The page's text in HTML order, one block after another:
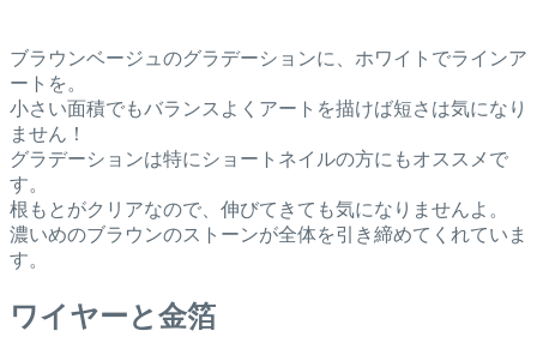
ブラウンベージュのグラデーションに、ホワイトでラインア
ートを。
小さい面積でもバランスよくアートを描けば短さは気になり
ません！
グラデーションは特にショートネイルの方にもオススメで
す。
根もとがクリアなので、伸びてきても気になりませんよ。
濃いめのブラウンのストーンが全体を引き締めてくれていま
す。
ワイヤーと金箔